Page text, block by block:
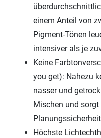
einem Anteil von
Pigment-Tönen
intensiver als je
Keine
you get): Nahezu
nasser und
Mischen und
Höchste